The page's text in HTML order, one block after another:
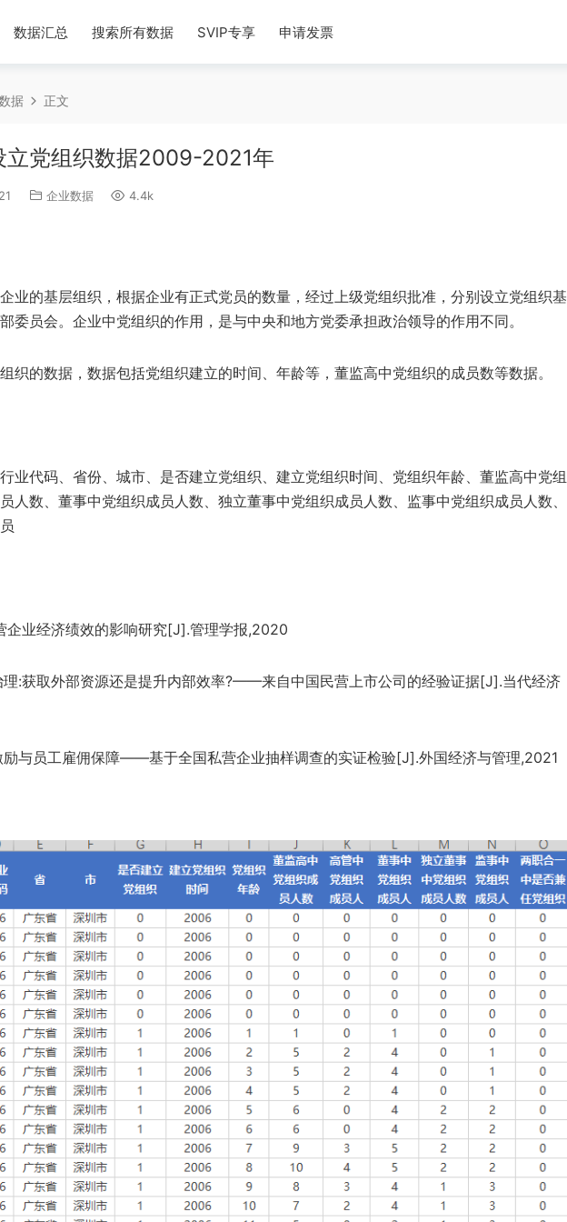
数据汇总 搜索所有数据 SVIP专享 申请发票
据 正文
立党组织数据2009-2021年
企业数据 4.4k
业的基层组织，根据企业有正式党员的数量，经过上级党组织批准，分别设立党组织基
委员会。企业中党组织的作用，是与中央和地方党委承担政治领导的作用不同。
织的数据，数据包括党组织建立的时间、年龄等，董监高中党组织的成员数等数据。
业代码、省份、城市、是否建立党组织、建立党组织时间、党组织年龄、董监高中党组
人数、董事中党组织成员人数、独立董事中党组织成员人数、监事中党组织成员人数、
企业经济绩效的影响研究[J].管理学报,2020
理:获取外部资源还是提升内部效率?——来自中国民营上市公司的经验证据[J].当代经济
励与员工雇佣保障——基于全国私营企业抽样调查的实证检验[J].外国经济与管理,2021